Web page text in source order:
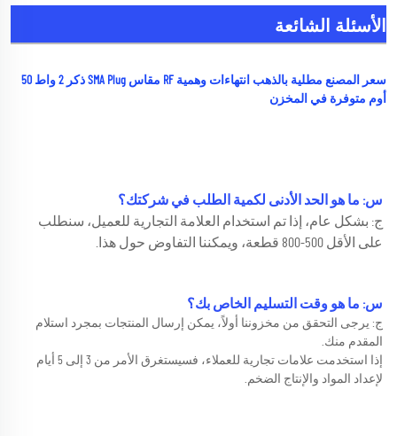
الأسئلة الشائعة
أوم متوفرة في المخزن
س: ما هو الحد الأدنى لكمية الطلب في شركتك؟
على الأقل 500-800 قطعة، ويمكننا التفاوض حول هذا.
س: ما هو وقت التسليم الخاص بك؟
المقدم منك.
لإعداد المواد والإنتاج الضخم.